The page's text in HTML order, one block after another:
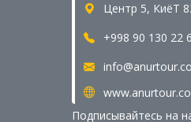
Центр 5, КиёТ
+998 90 130 22
Подписывайтесь на